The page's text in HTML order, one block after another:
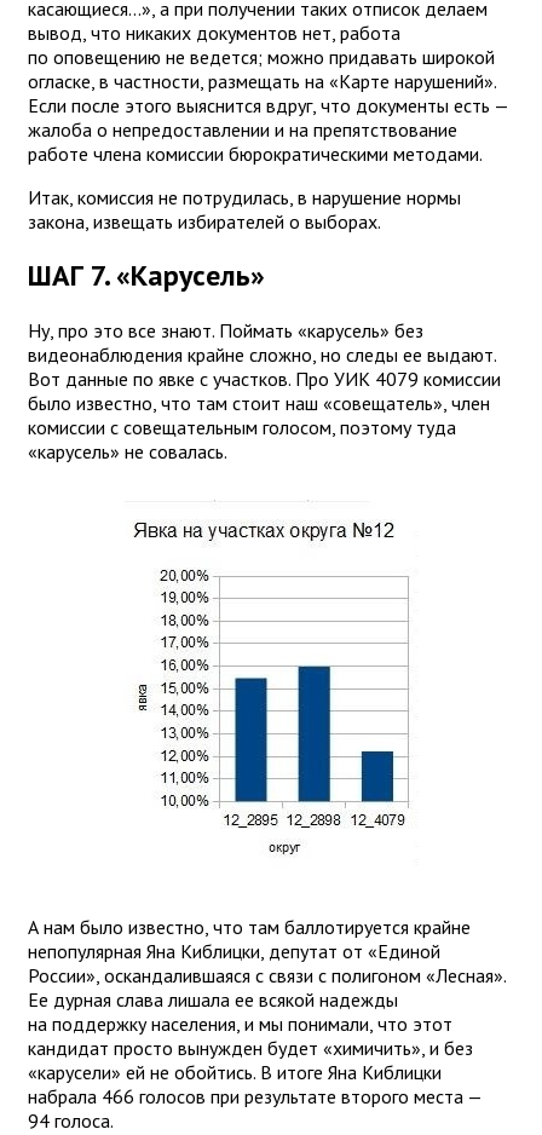
касающиеся...», а при получении таких отписок делаем
вывод, что никаких документов нет, работа
по оповещению не ведется; можно придавать широкой
огласке, в частности, размещать на «Карте нарушений».
Если после этого выяснится вдруг, что документы есть —
жалоба о непредоставлении и на препятствование
работе члена комиссии бюрократическими методами.
Итак, комиссия не потрудилась, в нарушение нормы
закона, извещать избирателей о выборах.
ШАГ 7. «Карусель»
Ну, про это все знают. Поймать «карусель» без
видеонаблюдения крайне сложно, но следы ее выдают.
Вот данные по явке с участков. Про УИК 4079 комиссии
было известно, что там стоит наш «совещатель», член
комиссии с совещательным голосом, поэтому туда
«карусель» не совалась.
А нам было известно, что там баллотируется крайне
непопулярная Яна Киблицки, депутат от «Единой
России», оскандалившаяся с связи с полигоном «Лесная».
Ее дурная слава лишала ее всякой надежды
на поддержку населения, и мы понимали, что этот
кандидат просто вынужден будет «химичить», и без
«карусели» ей не обойтись. В итоге Яна Киблицки
набрала 466 голосов при результате второго места —
94 голоса.